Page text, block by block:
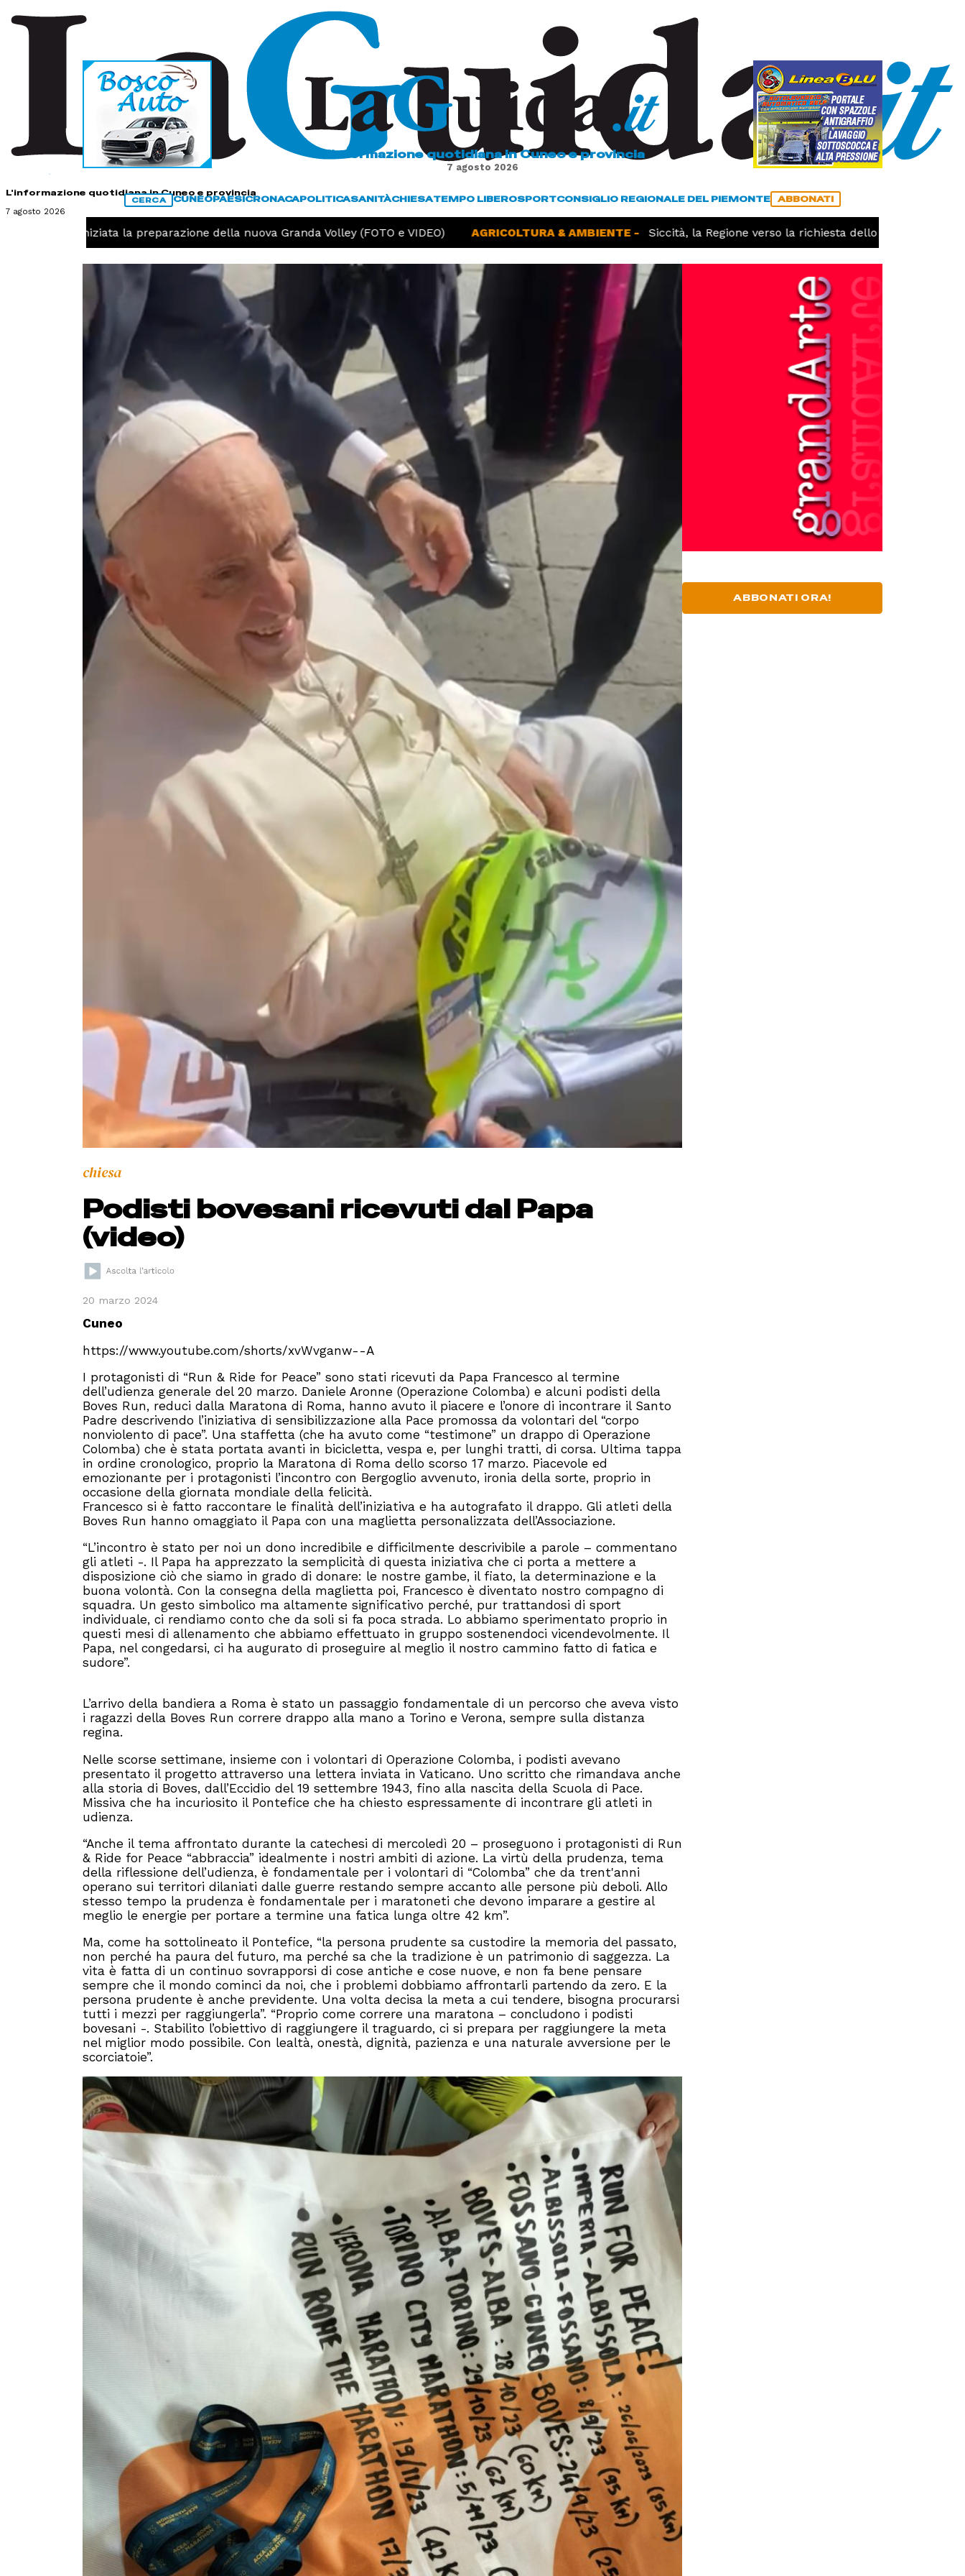
L'informazione quotidiana in Cuneo e provincia
7 agosto 2026
L'informazione quotidiana in Cuneo e provincia
7 agosto 2026
CERCA CUNEOPAESICRONACAPOLITICASANITÀCHIESATEMPO LIBEROSPORTCONSIGLIO REGIONALE DEL PIEMONTE ABBONATI
iniziata la preparazione della nuova Granda Volley (FOTO e VIDEO) AGRICOLTURA & AMBIENTE - Siccità, la Regione verso la richiesta dello stato di calamità
chiesa
Podisti bovesani ricevuti dal Papa
(video)
20 marzo 2024
Cuneo
https://www.youtube.com/shorts/xvWvganw--A
I protagonisti di “Run & Ride for Peace” sono stati ricevuti da Papa Francesco al termine
dell’udienza generale del 20 marzo. Daniele Aronne (Operazione Colomba) e alcuni podisti della
Boves Run, reduci dalla Maratona di Roma, hanno avuto il piacere e l’onore di incontrare il Santo
Padre descrivendo l’iniziativa di sensibilizzazione alla Pace promossa da volontari del “corpo
nonviolento di pace”. Una staffetta (che ha avuto come “testimone” un drappo di Operazione
Colomba) che è stata portata avanti in bicicletta, vespa e, per lunghi tratti, di corsa. Ultima tappa
in ordine cronologico, proprio la Maratona di Roma dello scorso 17 marzo. Piacevole ed
emozionante per i protagonisti l’incontro con Bergoglio avvenuto, ironia della sorte, proprio in
occasione della giornata mondiale della felicità.
Francesco si è fatto raccontare le finalità dell’iniziativa e ha autografato il drappo. Gli atleti della
Boves Run hanno omaggiato il Papa con una maglietta personalizzata dell’Associazione.
“L’incontro è stato per noi un dono incredibile e difficilmente descrivibile a parole – commentano
gli atleti -. Il Papa ha apprezzato la semplicità di questa iniziativa che ci porta a mettere a
disposizione ciò che siamo in grado di donare: le nostre gambe, il fiato, la determinazione e la
buona volontà. Con la consegna della maglietta poi, Francesco è diventato nostro compagno di
squadra. Un gesto simbolico ma altamente significativo perché, pur trattandosi di sport
individuale, ci rendiamo conto che da soli si fa poca strada. Lo abbiamo sperimentato proprio in
questi mesi di allenamento che abbiamo effettuato in gruppo sostenendoci vicendevolmente. Il
Papa, nel congedarsi, ci ha augurato di proseguire al meglio il nostro cammino fatto di fatica e
sudore”.
L’arrivo della bandiera a Roma è stato un passaggio fondamentale di un percorso che aveva visto
i ragazzi della Boves Run correre drappo alla mano a Torino e Verona, sempre sulla distanza
regina.
Nelle scorse settimane, insieme con i volontari di Operazione Colomba, i podisti avevano
presentato il progetto attraverso una lettera inviata in Vaticano. Uno scritto che rimandava anche
alla storia di Boves, dall’Eccidio del 19 settembre 1943, fino alla nascita della Scuola di Pace.
Missiva che ha incuriosito il Pontefice che ha chiesto espressamente di incontrare gli atleti in
udienza.
“Anche il tema affrontato durante la catechesi di mercoledì 20 – proseguono i protagonisti di Run
& Ride for Peace “abbraccia” idealmente i nostri ambiti di azione. La virtù della prudenza, tema
della riflessione dell’udienza, è fondamentale per i volontari di “Colomba” che da trent'anni
operano sui territori dilaniati dalle guerre restando sempre accanto alle persone più deboli. Allo
stesso tempo la prudenza è fondamentale per i maratoneti che devono imparare a gestire al
meglio le energie per portare a termine una fatica lunga oltre 42 km”.
Ma, come ha sottolineato il Pontefice, “la persona prudente sa custodire la memoria del passato,
non perché ha paura del futuro, ma perché sa che la tradizione è un patrimonio di saggezza. La
vita è fatta di un continuo sovrapporsi di cose antiche e cose nuove, e non fa bene pensare
sempre che il mondo cominci da noi, che i problemi dobbiamo affrontarli partendo da zero. E la
persona prudente è anche previdente. Una volta decisa la meta a cui tendere, bisogna procurarsi
tutti i mezzi per raggiungerla”. “Proprio come correre una maratona – concludono i podisti
bovesani -. Stabilito l’obiettivo di raggiungere il traguardo, ci si prepara per raggiungere la meta
nel miglior modo possibile. Con lealtà, onestà, dignità, pazienza e una naturale avversione per le
scorciatoie”.
ABBONATI ORA!